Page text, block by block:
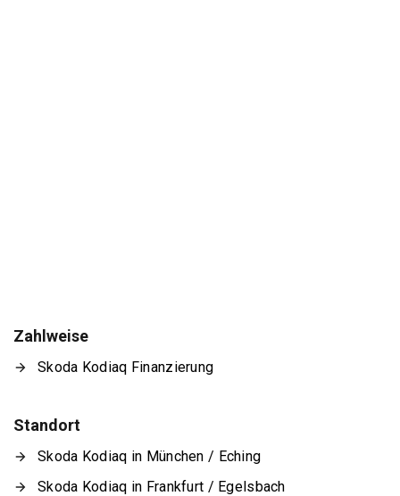
Zahlweise
Skoda Kodiaq Finanzierung
Standort
Skoda Kodiaq in München / Eching
Skoda Kodiaq in Frankfurt / Egelsbach